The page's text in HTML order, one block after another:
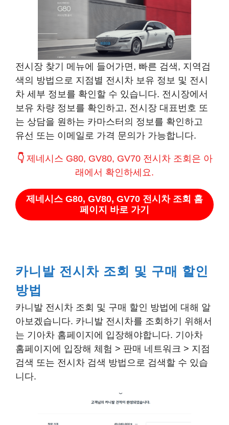
전시장 찾기 메뉴에 들어가면, 빠른 검색, 지역검
색의 방법으로 지점별 전시차 보유 정보 및 전시
차 세부 정보를 확인할 수 있습니다. 전시장에서
보유 차량 정보를 확인하고, 전시장 대표번호 또
는 상담을 원하는 카마스터의 정보를 확인하고
유선 또는 이메일로 가격 문의가 가능합니다.
👇제네시스 G80, GV80, GV70 전시차 조회은 아
래에서 확인하세요.
제네시스 G80, GV80, GV70 전시차 조회 홈
페이지 바로 가기
카니발 전시차 조회 및 구매 할인
방법
카니발 전시차 조회 및 구매 할인 방법에 대해 알
아보겠습니다. 카니발 전시차를 조회하기 위해서
는 기아차 홈페이지에 입장해야합니다. 기아차
홈페이지에 입장해 체험 > 판매 네트워크 > 지점
검색 또는 전시차 검색 방법으로 검색할 수 있습
니다.